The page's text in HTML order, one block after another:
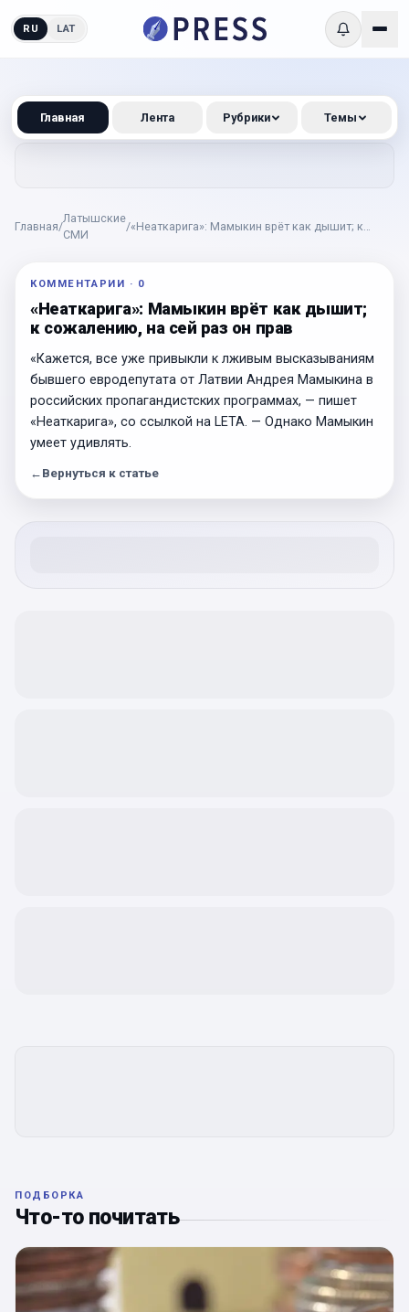
RU LAT
Главная/
Латышские
СМИ
/«Неаткарига»: Мамыкин врёт как дышит; к
КОММЕНТАРИИ · 0
«Неаткарига»: Мамыкин врёт как дышит;
к сожалению, на сей раз он прав
«Кажется, все уже привыкли к лживым высказываниям
бывшего евродепутата от Латвии Андрея Мамыкина в
российских пропагандистских программах, — пишет
«Неаткарига», со ссылкой на LETA. — Однако Мамыкин
умеет удивлять.
← Вернуться к статье
ПОДБОРКА
Что-то почитать
Главная Лента Рубрики Темы